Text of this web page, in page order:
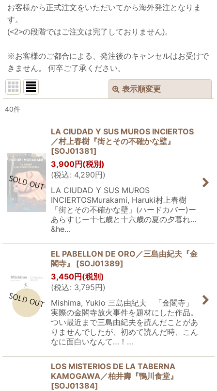
お客様から正式注文をいただいてから海外発注となりま
す。
(<2>の段階ではご注文は完了しておりません)。
※お客様のご都合による、発注後のキャンセルはお受けで
きません。 何卒ご了承ください。
表示順変更
絞り込む
40件
LA CIUDAD Y SUS MUROS INCIERTOS
／村上春樹『街とその不確かな壁』
[SOJ01381]
3,900円 (税別)
(税込: 4,290円)
LA CIUDAD Y SUS MUROS
INCIERTOSMurakami, Haruki村上春樹
「街とその不確かな壁」(ハードカバー)ー
あらすじー十七歳と十六歳の夏の夕暮れ…
&he…
EL PABELLON DE ORO／三島由紀夫『金
閣寺』
[SOJ01389]
3,450円 (税別)
(税込: 3,795円)
Mishima, Yukio 三島由紀夫 「金閣寺」
実際の金閣寺放火事件を題材にした作品。
つい最近まで三島由紀夫を読んだことがあ
りませんでしたが、初めて読んだ時、こん
なに面白いなんて…！…
LOS MISTERIOS DE LA TABERNA
KAMOGAWA／柏井壽『鴨川食堂』
[SOJ01384]